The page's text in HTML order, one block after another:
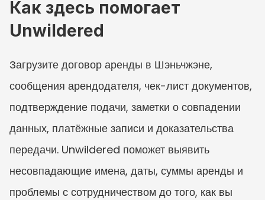
Как здесь помогает
Unwildered
Загрузите договор аренды в Шэньчжэне,
сообщения арендодателя, чек-лист документов,
подтверждение подачи, заметки о совпадении
данных, платёжные записи и доказательства
передачи. Unwildered поможет выявить
несовпадающие имена, даты, суммы аренды и
проблемы с сотрудничеством до того, как вы